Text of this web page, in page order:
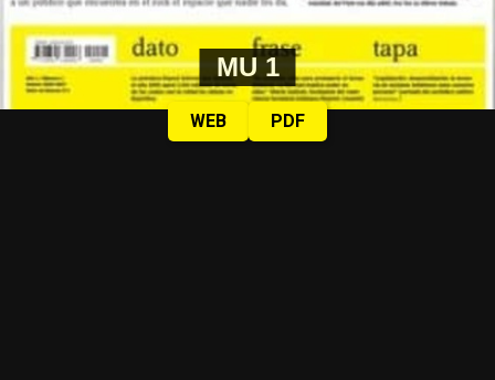
MU 1
WEB PDF